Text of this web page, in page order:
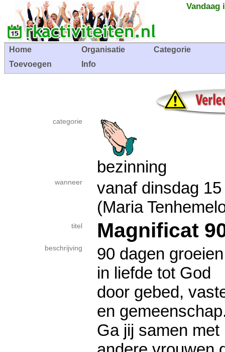
Vandaag
Home Organisatie
Categorie
Toevoegen
Info
categorie
bezinning
wanneer
vanaf dinsdag
(Maria
titel Magnificat
beschrijving
90 dagen groeien
in liefde tot God
door gebed,
en
Ga jij samen met